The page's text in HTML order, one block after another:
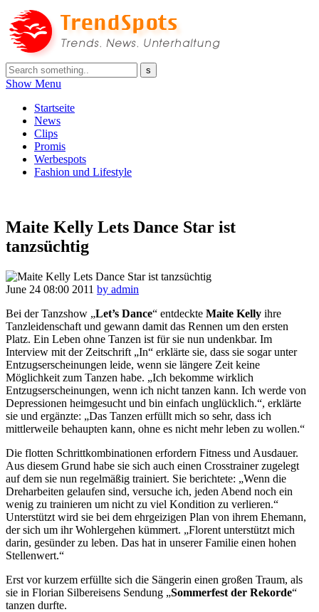
Show Menu
Startseite
News
Clips
Promis
Werbespots
Fashion und Lifestyle
Maite Kelly Lets Dance Star ist
tanzsüchtig
June 24 08:00 2011 by admin
Bei der Tanzshow „Let’s Dance“ entdeckte Maite Kelly ihre
Tanzleidenschaft und gewann damit das Rennen um den ersten
Platz. Ein Leben ohne Tanzen ist für sie nun undenkbar. Im
Interview mit der Zeitschrift „In“ erklärte sie, dass sie sogar unter
Entzugserscheinungen leide, wenn sie längere Zeit keine
Möglichkeit zum Tanzen habe. „Ich bekomme wirklich
Entzugserscheinungen, wenn ich nicht tanzen kann. Ich werde von
Depressionen heimgesucht und bin einfach unglücklich.“, erklärte
sie und ergänzte: „Das Tanzen erfüllt mich so sehr, dass ich
mittlerweile behaupten kann, ohne es nicht mehr leben zu wollen.“
Die flotten Schrittkombinationen erfordern Fitness und Ausdauer.
Aus diesem Grund habe sie sich auch einen Crosstrainer zugelegt
auf dem sie nun regelmäßig trainiert. Sie berichtete: „Wenn die
Dreharbeiten gelaufen sind, versuche ich, jeden Abend noch ein
wenig zu trainieren um nicht zu viel Kondition zu verlieren.“
Unterstützt wird sie bei dem ehrgeizigen Plan von ihrem Ehemann,
der sich um ihr Wohlergehen kümmert. „Florent unterstützt mich
darin, gesünder zu leben. Das hat in unserer Familie einen hohen
Stellenwert.“
Erst vor kurzem erfüllte sich die Sängerin einen großen Traum, als
sie in Florian Silbereisens Sendung „Sommerfest der Rekorde“
tanzen durfte.